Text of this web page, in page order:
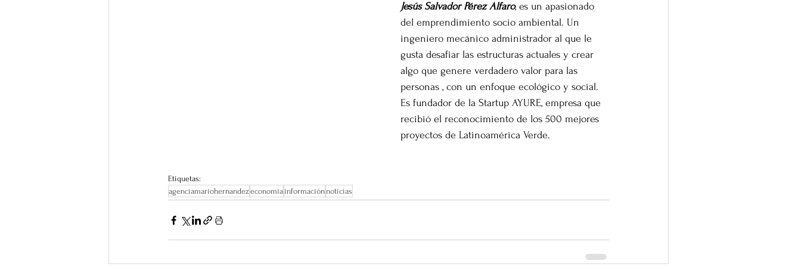
Jesús Salvador Pérez Alfaro, es un apasionado
del emprendimiento socio ambiental. Un
ingeniero mecánico administrador al que le
gusta desafiar las estructuras actuales y crear
algo que genere verdadero valor para las
personas , con un enfoque ecológico y social.
Es fundador de la Startup AYURE, empresa que
recibió el reconocimiento de los 500 mejores
proyectos de Latinoamérica Verde.
Etiquetas:
agenciamariohernandezeconomía información noticias